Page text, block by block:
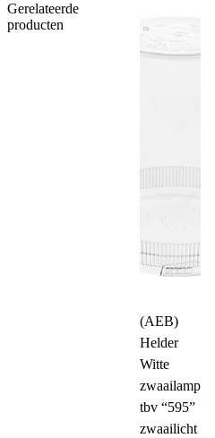
Gerelateerde
producten
(AEB)
Helder
Witte
zwaailampkap
tbv “595”
zwaailicht